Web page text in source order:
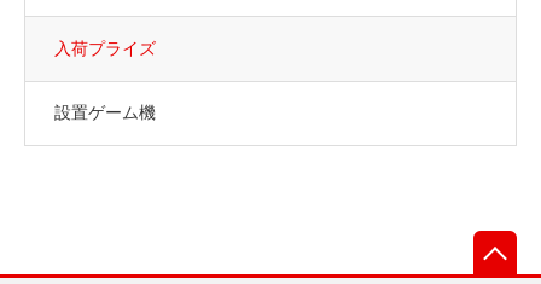
入荷プライズ
設置ゲーム機